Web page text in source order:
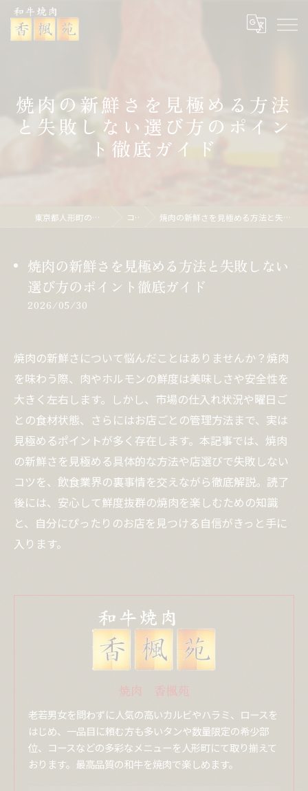
焼肉の新鮮さを見極める方法
と失敗しない選び方のポイン
ト徹底ガイド
東京都人形町の焼肉なら焼肉 香楓苑 コラム 焼肉の新鮮さを見極める方法と失敗しない選び方のポイント徹底ガイド
焼肉の新鮮さを見極める方法と失敗しない
選び方のポイント徹底ガイド
2026/05/30
焼肉の新鮮さについて悩んだことはありませんか？焼肉
を味わう際、肉やホルモンの鮮度は美味しさや安全性を
大きく左右します。しかし、市場の仕入れ状況や曜日ご
との食材状態、さらにはお店ごとの管理方法まで、実は
見極めるポイントが多く存在します。本記事では、焼肉
の新鮮さを見極める具体的な方法や店選びで失敗しない
コツを、飲食業界の裏事情を交えながら徹底解説。読了
後には、安心して鮮度抜群の焼肉を楽しむための知識
と、自分にぴったりのお店を見つける自信がきっと手に
入ります。
焼肉 香楓苑
老若男女を問わずに人気の高いカルビやハラミ、ロースを
はじめ、一品目に頼む方も多いタンや数量限定の希少部
位、コースなどの多彩なメニューを人形町にて取り揃えて
おります。最高品質の和牛を焼肉で楽しめます。